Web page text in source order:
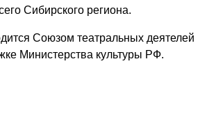
Сибирского региона.
Союзом театральных деятелей
Министерства культуры РФ.